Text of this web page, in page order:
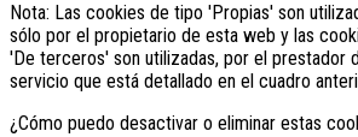
Nota: Las cookies de tipo 'Propias' son
sólo por el propietario de esta web y las
'De terceros' son utilizadas, por el prestador
servicio que está detallado en el cuadro
¿Cómo puedo desactivar o eliminar estas